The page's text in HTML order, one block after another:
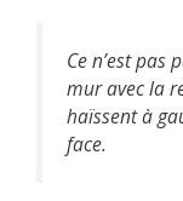
Ce n’est pas
mur avec la
haïssent à
face.